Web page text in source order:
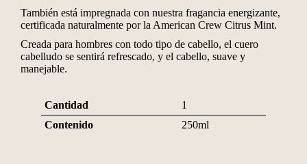
También está impregnada con nuestra fragancia energizante,
certificada naturalmente por la American Crew Citrus Mint.
Creada para hombres con todo tipo de cabello, el cuero
cabelludo se sentirá refrescado, y el cabello, suave y
manejable.
Cantidad
1
Contenido
250ml